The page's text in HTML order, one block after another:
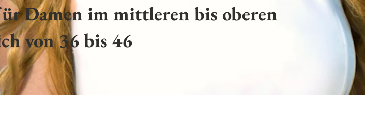
Damen im mittleren bis oberen
von 36 bis 46